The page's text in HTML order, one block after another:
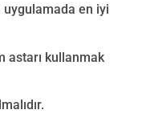
uygulamada en iyi
astarı kullanmak